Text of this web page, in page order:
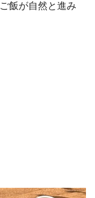
ご飯が自然と進み